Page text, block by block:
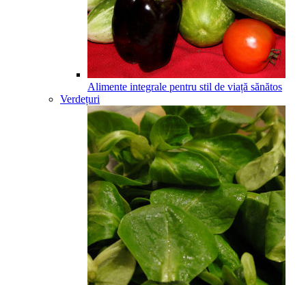
Alimente integrale pentru stil de viață sănătos
Verdețuri